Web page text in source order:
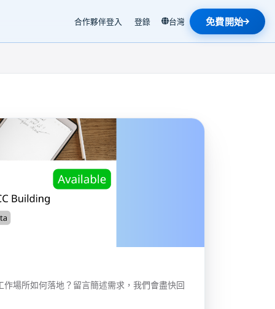
合作夥伴登入 登錄 台灣 免費開始
場所如何落地？留言簡述需求，我們會盡快回